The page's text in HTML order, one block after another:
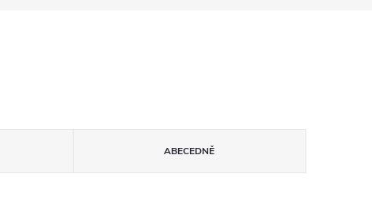
ABECEDNĚ